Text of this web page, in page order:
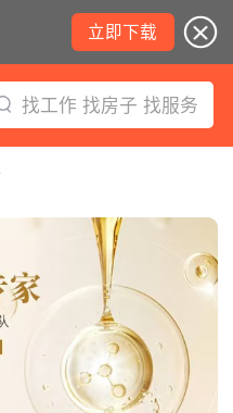
立即下载
找工作 找房子 找服务
嘉奖，获赠所捡款项！